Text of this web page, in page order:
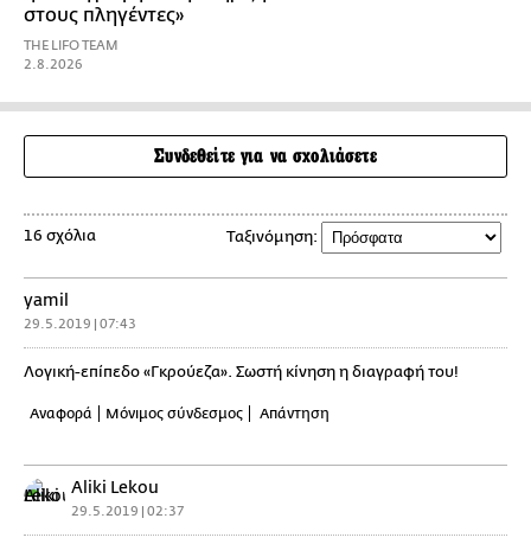
στους πληγέντες»
THE LIFO TEAM
2.8.2026
Συνδεθείτε για να σχολιάσετε
16 σχόλια Ταξινόμηση:
yamil
29.5.2019 | 07:43
Λογική-επίπεδο «Γκρούεζα». Σωστή κίνηση η διαγραφή του!
Αναφορά Μόνιμος σύνδεσμος Απάντηση
Aliki Lekou
29.5.2019 | 02:37